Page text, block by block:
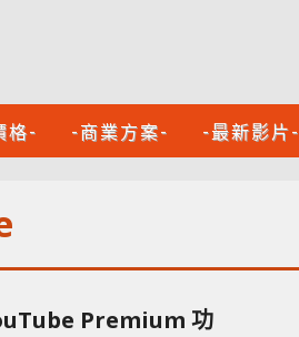
格- -商業方案- -最新影片-
Premium 功